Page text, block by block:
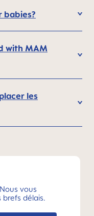
babies?
with MAM
les
vous
brefs délais.